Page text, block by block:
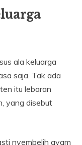
ala keluarga
saja. Tak ada
itu lebaran
yang disebut
nyembelih ayam